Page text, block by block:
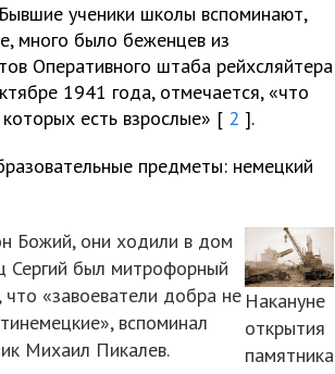
ученики школы вспоминают,
много было беженцев из
Оперативного штаба рейхсляйтера
1941 года, отмечается, «что
есть взрослые» [ 2 ].
предметы: немецкий
Накануне
открытия
памятника
Божий, они ходили в дом
Сергий был митрофорный
что «завоеватели добра не
вспоминал
Михаил Пикалев.